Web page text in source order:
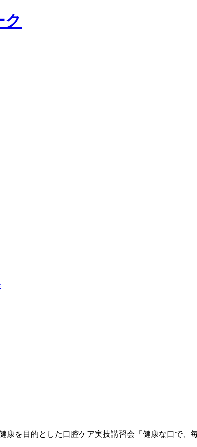
康を目的とした口腔ケア実技講習会「健康な口で、